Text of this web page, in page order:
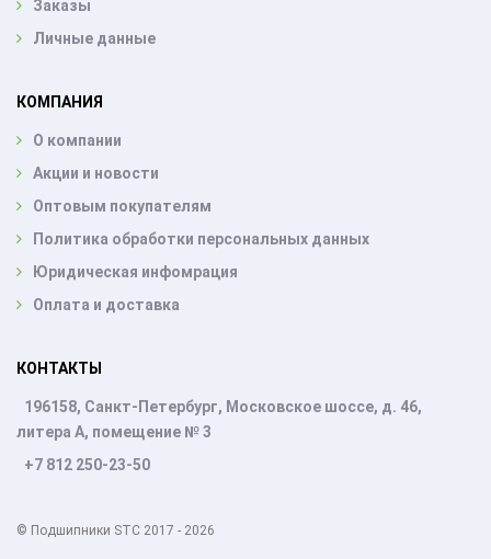
Заказы
Личные данные
КОМПАНИЯ
О компании
Акции и новости
Оптовым покупателям
Политика обработки персональных данных
Юридическая инфомрация
Оплата и доставка
КОНТАКТЫ
196158, Санкт-Петербург, Московское шоссе, д. 46,
литера А, помещение № 3
+7 812 250-23-50
© Подшипники STC 2017 - 2026